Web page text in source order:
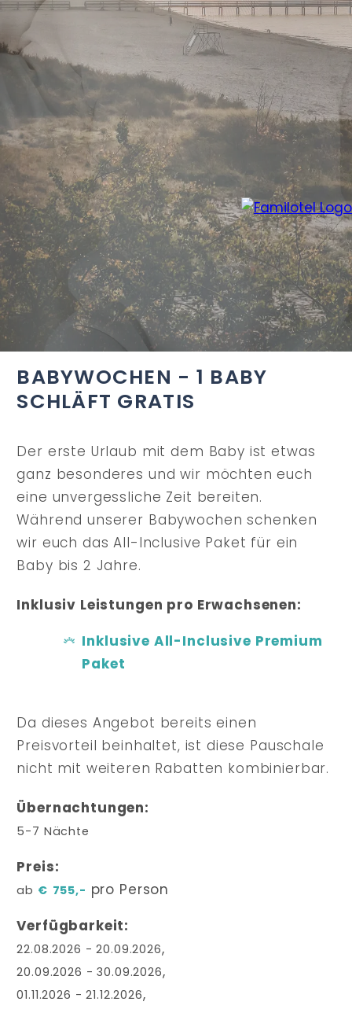
BABYWOCHEN - 1 BABY
SCHLÄFT GRATIS
Der erste Urlaub mit dem Baby ist etwas
ganz besonderes und wir möchten euch
eine unvergessliche Zeit bereiten.
Während unserer Babywochen schenken
wir euch das All-Inclusive Paket für ein
Baby bis 2 Jahre.
Inklusiv Leistungen pro Erwachsenen:
Inklusive All-Inclusive Premium
Paket
Da dieses Angebot bereits einen
Preisvorteil beinhaltet, ist diese Pauschale
nicht mit weiteren Rabatten kombinierbar.
Übernachtungen
5-7 Nächte
Preis
ab € 755,- pro Person
Verfügbarkeit
22.08.2026 -20.09.2026,
20.09.2026 -30.09.2026,
01.11.2026 -21.12.2026,